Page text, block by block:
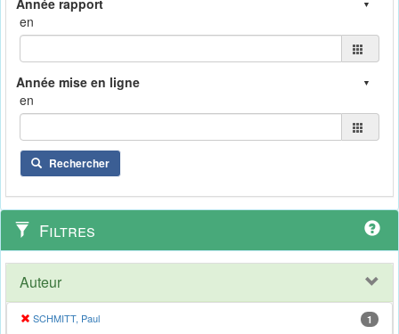
en
en
Rechercher
Filtres
Auteur
SCHMITT, Paul 1